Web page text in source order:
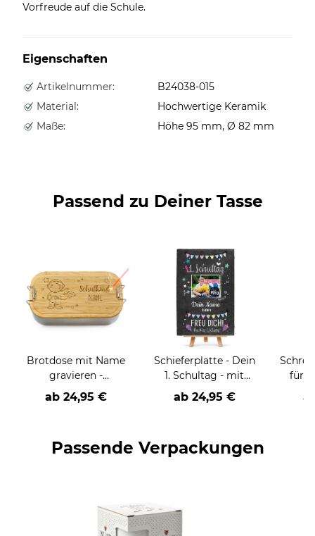
Vorfreude auf die Schule.
Eigenschaften
Artikelnummer:
B24038-015
Material:
Hochwertige Keramik
Maße:
Höhe 95 mm, Ø 82 mm
Passend zu Deiner Tasse
Brotdose mit Name
gravieren -
Schulkind-Astronaut
ab 24,95 €
Schieferplatte - Dein
1. Schultag - mit
Name, Foto und
Datum - 30 x 20 cm -
ab 24,95 €
für
Passende Verpackungen